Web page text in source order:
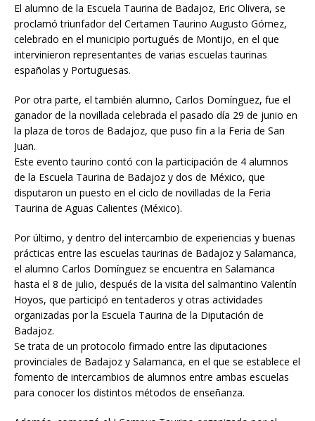
El alumno de la Escuela Taurina de Badajoz, Eric Olivera, se
proclamó triunfador del Certamen Taurino Augusto Gómez,
celebrado en el municipio portugués de Montijo, en el que
intervinieron representantes de varias escuelas taurinas
españolas y Portuguesas.
Por otra parte, el también alumno, Carlos Domínguez, fue el
ganador de la novillada celebrada el pasado día 29 de junio en
la plaza de toros de Badajoz, que puso fin a la Feria de San
Juan.
Este evento taurino contó con la participación de 4 alumnos
de la Escuela Taurina de Badajoz y dos de México, que
disputaron un puesto en el ciclo de novilladas de la Feria
Taurina de Aguas Calientes (México).
Por último, y dentro del intercambio de experiencias y buenas
prácticas entre las escuelas taurinas de Badajoz y Salamanca,
el alumno Carlos Domínguez se encuentra en Salamanca
hasta el 8 de julio, después de la visita del salmantino Valentín
Hoyos, que participó en tentaderos y otras actividades
organizadas por la Escuela Taurina de la Diputación de
Badajoz.
Se trata de un protocolo firmado entre las diputaciones
provinciales de Badajoz y Salamanca, en el que se establece el
fomento de intercambios de alumnos entre ambas escuelas
para conocer los distintos métodos de enseñanza.